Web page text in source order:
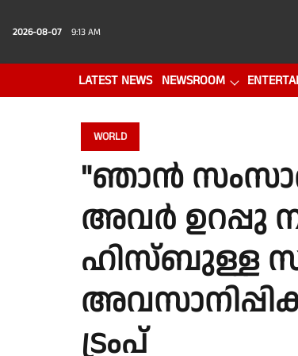
2026-08-07 9:13 AM
LATEST NEWS NEWSROOM
WORLD
"ഞാന്‍
അവര്‍ ഉറപ്പു
ഹിസ്ബുള്ള
ട്രംപ്